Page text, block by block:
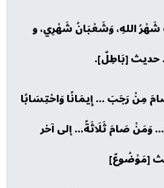
اللهِ، وَشَعْبَانُ شَهْرِي، و
حديث [بَاطِلٌ].
مِنْ رَجَبَ ... إِيمَانًا وَاحْتِسَابًا
صَامَ ثَلَاثَةً... إلى آخر
[مَوْضُوعٌ]